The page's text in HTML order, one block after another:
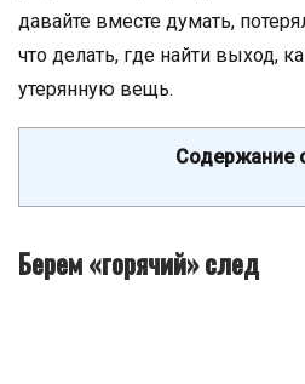
давайте вместе думать,
что делать, где найти выход,
утерянную вещь.
Содержание
Берем «горячий» след